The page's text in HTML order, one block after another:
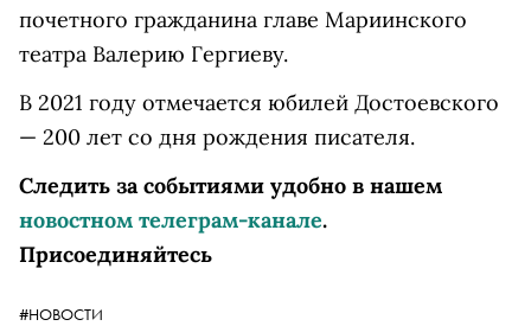
почетного гражданина главе Мариинского
театра Валерию Гергиеву.
В 2021 году отмечается юбилей Достоевского
— 200 лет со дня рождения писателя.
Следить за событиями удобно в нашем
новостном телеграм-канале.
Присоединяйтесь
#НОВОСТИ